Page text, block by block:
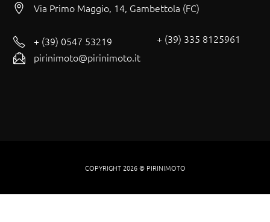
Via Primo Maggio, 14, Gambettola (FC)
+ (39) 0547 53219
+ (39) 335 8125961
pirinimoto@pirinimoto.it
COPYRIGHT 2026 © PIRINIMOTO